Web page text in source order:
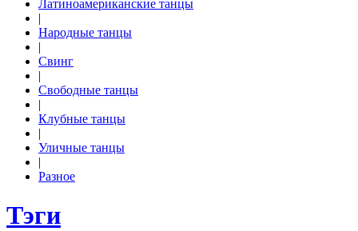
Латиноамериканские танцы
|
Народные танцы
|
Свинг
|
Свободные танцы
|
Клубные танцы
|
Уличные танцы
|
Разное
Тэги